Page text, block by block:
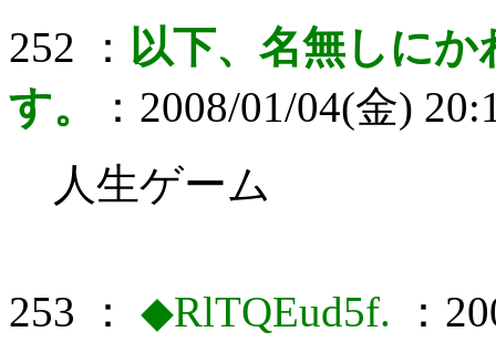
252 ： 以下、名無しに
す。
：2008/01/04(金)
人生ゲーム
253 ： ◆RlTQEud5f.
：